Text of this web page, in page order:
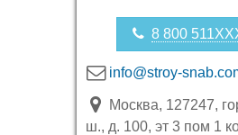
8 800
info@stroy-
Москва, 127247,
ш., д. 100, эт 3 пом 1